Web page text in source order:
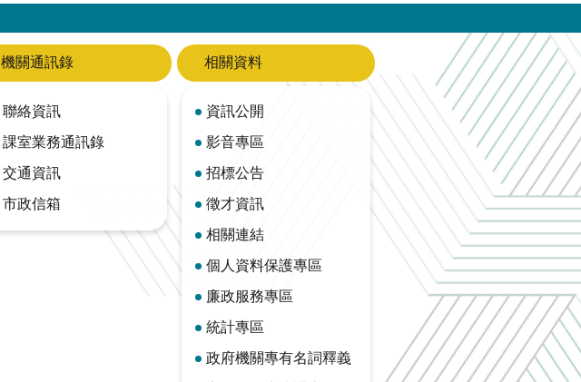
機關通訊錄
聯絡資訊
課室業務通訊錄
交通資訊
市政信箱
相關資料
資訊公開
影音專區
招標公告
徵才資訊
相關連結
個人資料保護專區
廉政服務專區
統計專區
政府機關專有名詞釋義